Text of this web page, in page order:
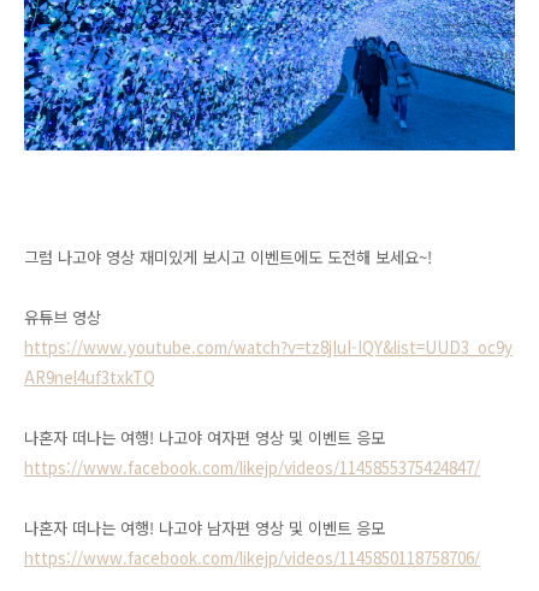
그럼 나고야 영상 재미있게 보시고 이벤트에도 도전해 보세요~!
유튜브 영상
https://www.youtube.com/watch?v=tz8jIuI-IQY&list=UUD3_oc9y
AR9nel4uf3txkTQ
나혼자 떠나는 여행! 나고야 여자편 영상 및 이벤트 응모
https://www.facebook.com/likejp/videos/1145855375424847/
나혼자 떠나는 여행! 나고야 남자편 영상 및 이벤트 응모
https://www.facebook.com/likejp/videos/1145850118758706/